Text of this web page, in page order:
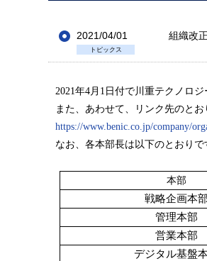
2021/04/01
トピックス
組織改
2021年4月 1 日付で川重テクノロ
また、あわせて、リンク先のとお
https://www.benic.co.jp/company/
なお、各本部長は以下のとおりで
本部
戦略企画本部
管理本部
営業本部
デジタル基盤